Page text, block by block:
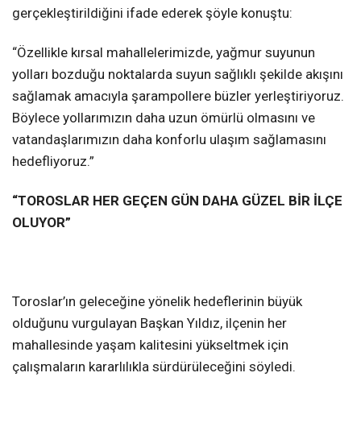
gerçekleştirildiğini ifade ederek şöyle konuştu:
“Özellikle kırsal mahallelerimizde, yağmur suyunun
yolları bozduğu noktalarda suyun sağlıklı şekilde akışını
sağlamak amacıyla şarampollere büzler yerleştiriyoruz.
Böylece yollarımızın daha uzun ömürlü olmasını ve
vatandaşlarımızın daha konforlu ulaşım sağlamasını
hedefliyoruz.”
“TOROSLAR HER GEÇEN GÜN DAHA GÜZEL BİR İLÇE
OLUYOR”
Toroslar’ın geleceğine yönelik hedeflerinin büyük
olduğunu vurgulayan Başkan Yıldız, ilçenin her
mahallesinde yaşam kalitesini yükseltmek için
çalışmaların kararlılıkla sürdürüleceğini söyledi.